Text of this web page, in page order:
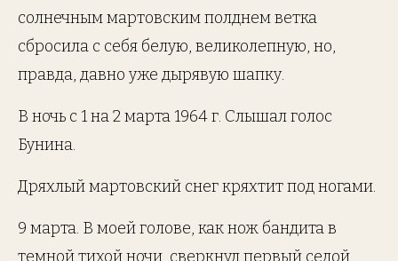
солнечным мартовским полднем ветка
сбросила с себя белую, великолепную, но,
правда, давно уже дырявую шапку.
В ночь с 1 на 2 марта 1964 г. Слышал голос
Бунина.
Дряхлый мартовский снег кряхтит под ногами.
9 марта. В моей голове, как нож бандита в
темной тихой ночи, сверкнул первый седой